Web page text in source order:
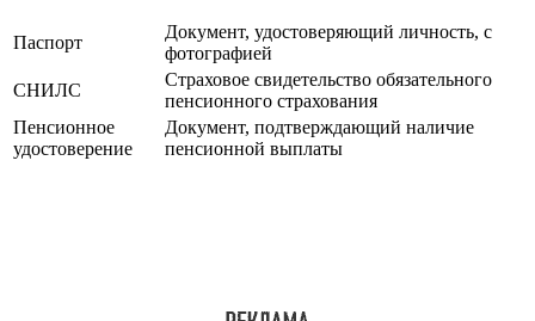
Паспорт
Документ, удостоверяющий личность, с
фотографией
СНИЛС
Страховое свидетельство обязательного
пенсионного страхования
Пенсионное
удостоверение
Документ, подтверждающий наличие
пенсионной выплаты